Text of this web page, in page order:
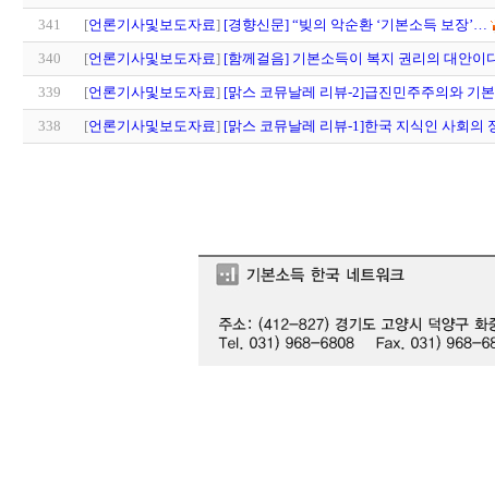
341 [언론기사및보도자료] [경향신문] “빚의 악순환 ‘기본소득 보장’…
340 [언론기사및보도자료] [함께걸음] 기본소득이 복지 권리의 대안이
339 [언론기사및보도자료] [맑스 코뮤날레 리뷰-2]급진민주주의와 기
338 [언론기사및보도자료] [맑스 코뮤날레 리뷰-1]한국 지식인 사회의